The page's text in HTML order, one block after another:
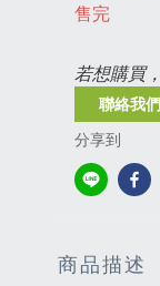
售完
若想購買
聯絡我們
分享到
商品描述